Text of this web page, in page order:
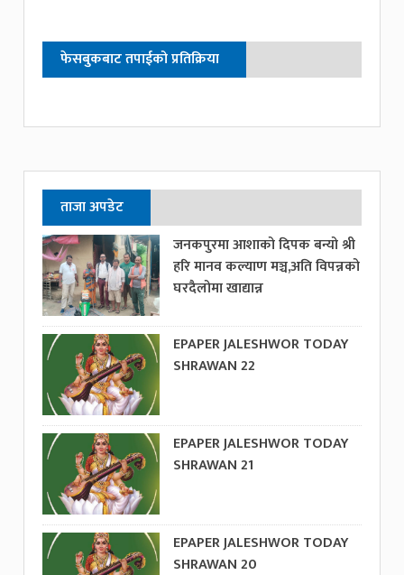
फेसबुकबाट तपाईको प्रतिक्रिया
ताजा अपडेट
जनकपुरमा आशाको दिपक बन्यो श्री
हरि मानव कल्याण मञ्च,अति विपन्नको
घरदैलोमा खाद्यान्न
EPAPER JALESHWOR TODAY
SHRAWAN 22
EPAPER JALESHWOR TODAY
SHRAWAN 21
EPAPER JALESHWOR TODAY
SHRAWAN 20